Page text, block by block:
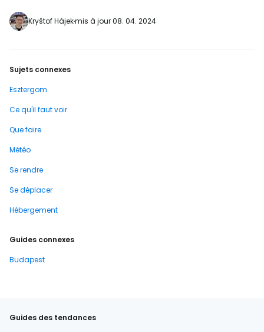
stations du chemin de croix jusqu'à la
chapelle, d'où vous aurez une vue
Kryštof Hájekmis à jour 08. 04. 2024
Sujets connexes
Esztergom
Ce qu'il faut voir
Que faire
Météo
Se rendre
Se déplacer
Hébergement
Guides connexes
Budapest
Guides des tendances